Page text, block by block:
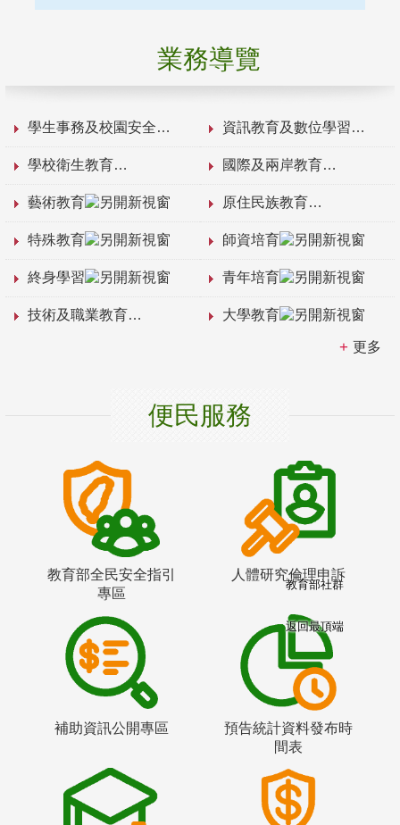
業務導覽
學生事務及校園安全 資訊教育及數位學習
學校衛生教育 國際及兩岸教育
藝術教育 原住民族教育
特殊教育 師資培育
終身學習 青年培育
技術及職業教育 大學教育
更多
便民服務
教育部全民安全指引
專區
人體研究倫理申訴
補助資訊公開專區
預告統計資料發布時
間表
教育部社群
返回最頂端